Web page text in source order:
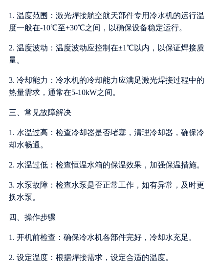
1. 温度范围：激光焊接航空航天部件专用冷水机的运行温
度一般在-10℃至+30℃之间，以确保设备稳定运行。
2. 温度波动：温度波动应控制在±1℃以内，以保证焊接质
量。
3. 冷却能力：冷水机的冷却能力应满足激光焊接过程中的
热量需求，通常在5-10kW之间。
三、常见故障解决
1. 水温过高：检查冷却器是否堵塞，清理冷却器，确保冷
却水畅通。
2. 水温过低：检查恒温水箱的保温效果，加强保温措施。
3. 水泵故障：检查水泵是否正常工作，如有异常，及时更
换水泵。
四、操作步骤
1. 开机前检查：确保冷水机各部件完好，冷却水充足。
2. 设定温度：根据焊接需求，设定合适的温度。